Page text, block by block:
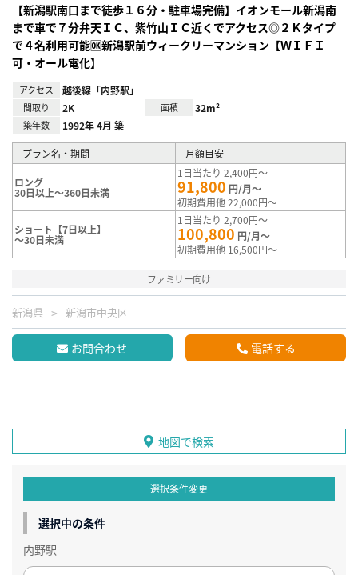
【新潟駅南口まで徒歩１６分・駐車場完備】イオンモール新潟南
まで車で７分弁天ＩＣ、紫竹山ＩＣ近くでアクセス◎２Ｋタイプ
で４名利用可能🆗新潟駅前ウィークリーマンション【ＷＩＦＩ
可・オール電化】
アクセス 越後線「内野駅」
間取り 2K 面積 32m²
築年数 1992年 4月 築
プラン名・期間 月額目安
ロング
30日以上～360日未満
1日当たり 2,400円～
91,800 円/月～
初期費用他 22,000円～
ショート【7日以上】
～30日未満
1日当たり 2,700円～
100,800 円/月～
初期費用他 16,500円～
ファミリー向け
新潟県 新潟市中央区
お問合わせ 電話する
地図で検索
選択条件変更
選択中の条件
内野駅